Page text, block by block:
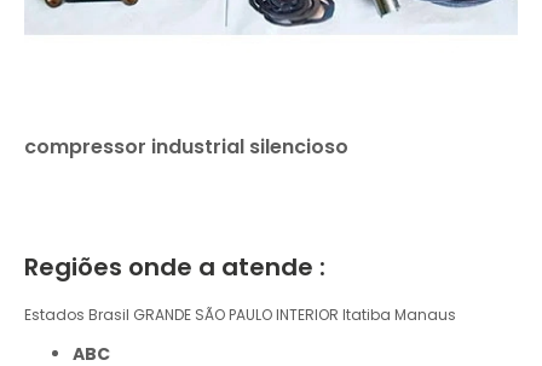
compressor industrial silencioso
Regiões onde a atende :
Estados Brasil GRANDE SÃO PAULO INTERIOR Itatiba Manaus
ABC